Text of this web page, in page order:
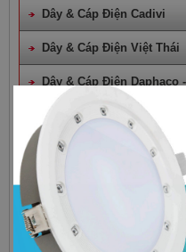
Dây & Cáp Điện Cadivi
Dây & Cáp Điện Việt Thái
Dây & Cáp Điện Daphaco
Schneider
Panasonic
Sino